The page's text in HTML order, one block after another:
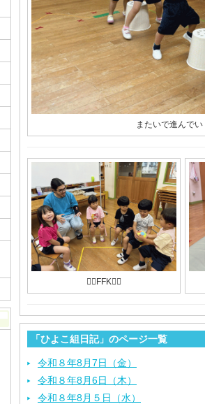
またいで進んで
❤️‍🔥FFK❤️‍🔥
「ひよこ組日記」のページ一覧
令和８年8月7日（金）
令和８年8月6日（木）
令和８年8月５日（水）